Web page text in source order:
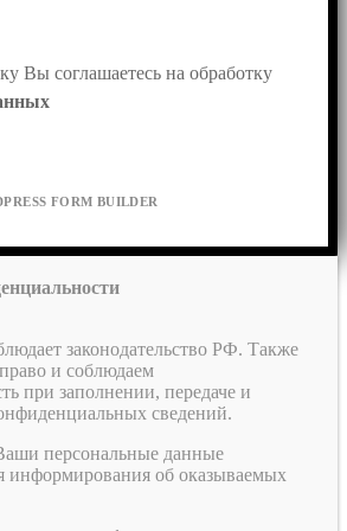
FORM BUILDER
законодательство РФ. Также
и соблюдаем
при заполнении, передаче и
сведений.
персональные данные
информирования об оказываемых